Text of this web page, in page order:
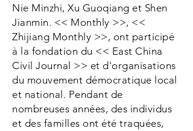
Nie Minzhi, Xu Guoqiang et Shen
Jianmin. << Monthly >>, <<
Zhijiang Monthly >>, ont participé
à la fondation du << East China
Civil Journal >> et d'organisations
du mouvement démocratique local
et national. Pendant de
nombreuses années, des individus
et des familles ont été traquées,